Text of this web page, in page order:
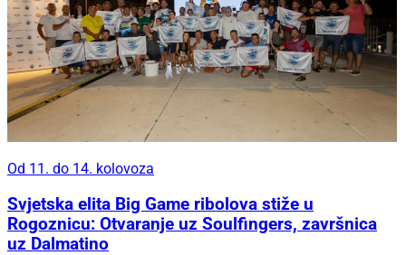
Od 11. do 14. kolovoza
Svjetska elita Big Game ribolova stiže u
Rogoznicu: Otvaranje uz Soulfingers, završnica
uz Dalmatino